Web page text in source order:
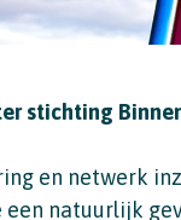
stichting
en netwerk
een natuurlijk